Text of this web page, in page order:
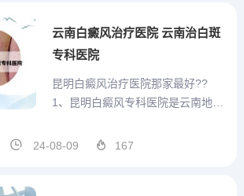
因，据临床观察，白痕风存在一定
云南白癜风治疗医院 云南治白斑
专科医院
昆明白癜风治疗医院那家最好??
1、昆明白癜风专科医院是云南地区
该院拥有先进的诊疗设备和技术，
24-08-09 167